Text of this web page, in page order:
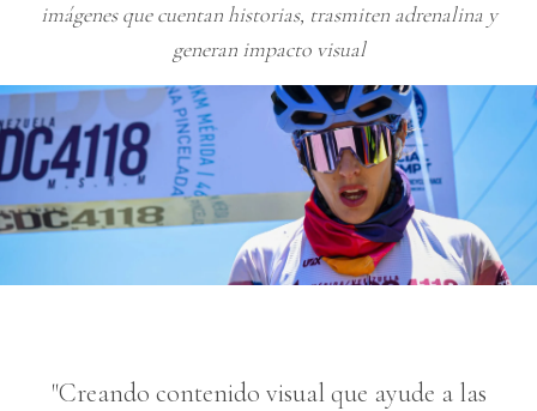
imágenes que cuentan historias, trasmiten adrenalina y
generan impacto visual
"Creando contenido visual que ayude a las